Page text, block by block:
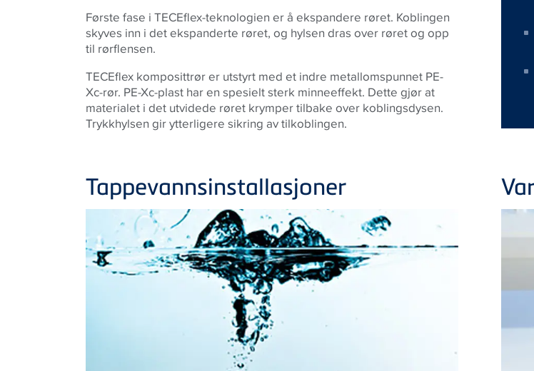
Første fase i TECEflex-teknologien er å ekspandere røret. Koblingen
skyves inn i det ekspanderte røret, og hylsen dras over røret og opp
til rørflensen.
TECEflex komposittrør er utstyrt med et indre metallomspunnet PE-
Xc-rør. PE-Xc-plast har en spesielt sterk minneeffekt. Dette gjør at
materialet i det utvidede røret krymper tilbake over koblingsdysen.
Trykkhylsen gir ytterligere sikring av tilkoblingen.
Tappevannsinstallasjoner